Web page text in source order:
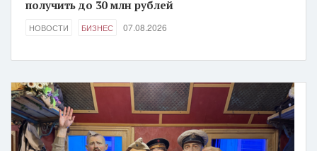
получить до 30 млн рублей
НОВОСТИ БИЗНЕС 07.08.2026